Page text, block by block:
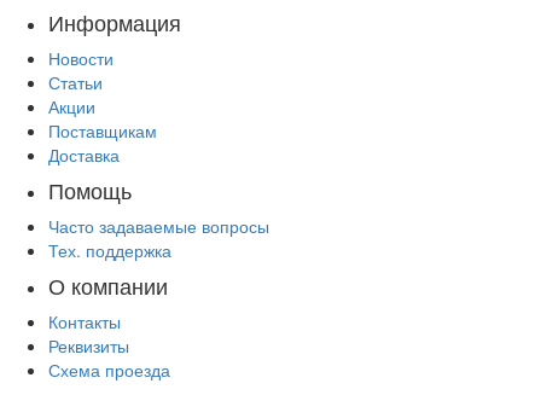
Информация
Новости
Статьи
Акции
Поставщикам
Доставка
Помощь
Часто задаваемые вопросы
Тех. поддержка
О компании
Контакты
Реквизиты
Схема проезда